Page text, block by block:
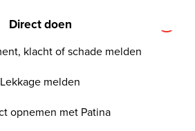
Direct doen
klacht of schade melden
Lekkage melden
opnemen met Patina